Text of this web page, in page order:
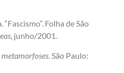
Folha de São
junho/2001.
metamorfoses . São Paulo: